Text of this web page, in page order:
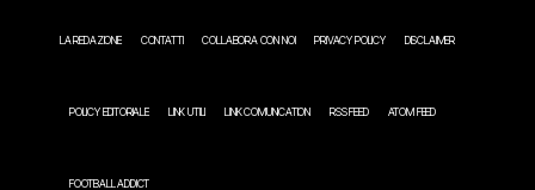
LA REDAZIONE CONTATTI COLLABORA CON NOI PRIVACY POLICY DISCLAIMER
POLICY EDITORIALE LINK UTILI LINK COMUNICATION RSS FEED ATOM FEED
FOOTBALL ADDICT